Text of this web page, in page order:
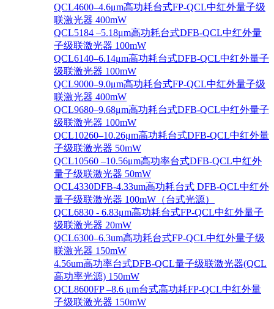
QCL4600–4.6μm高功耗台式FP-QCL中红外量子级
联激光器 400mW
QCL5184 –5.18μm高功耗台式DFB-QCL中红外量
子级联激光器 100mW
QCL6140–6.14μm高功耗台式DFB-QCL中红外量子
级联激光器 100mW
QCL9000–9.0μm高功耗台式FP-QCL中红外量子级
联激光器 400mW
QCL9680–9.68μm高功耗台式DFB-QCL中红外量子
级联激光器 100mW
QCL10260–10.26μm高功耗台式DFB-QCL中红外量
子级联激光器 50mW
QCL10560 –10.56μm高功率台式DFB-QCL中红外
量子级联激光器 50mW
QCL4330DFB-4.33um高功耗台式 DFB-QCL中红外
量子级联激光器 100mW（台式光源）
QCL6830 - 6.83μm高功耗台式FP-QCL中红外量子
级联激光器 20mW
QCL6300–6.3um高功耗台式FP-QCL中红外量子级
联激光器 150mW
4.56um高功率台式DFB-QCL量子级联激光器(QCL
高功率光源) 150mW
QCL8600FP –8.6 μm台式高功耗FP-QCL中红外量
子级联激光器 150mW